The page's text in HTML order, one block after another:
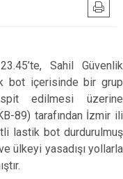
Sahil Güvenlik
bot içerisinde bir grup
edilmesi üzerine
89) tarafından İzmir ili
lastik bot durdurulmuş
ülkeyi yasadışı yollarla